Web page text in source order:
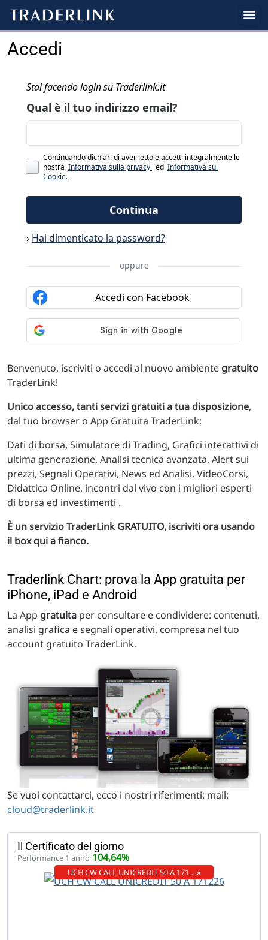
Accedi
Benvenuto, iscriviti o accedi al nuovo ambiente gratuito
TraderLink!
Unico accesso, tanti servizi gratuiti a tua disposizione,
dal tuo browser o App Gratuita TraderLink:
Dati di borsa, Simulatore di Trading, Grafici interattivi di
ultima generazione, Analisi tecnica avanzata, Alert sui
prezzi, Segnali Operativi, News ed Analisi, VideoCorsi,
Didattica Online, incontri dal vivo con i migliori esperti
di borsa ed investimenti .
È un servizio TraderLink GRATUITO, iscriviti ora usando
il box qui a fianco.
Traderlink Chart: prova la App gratuita per
iPhone, iPad e Android
La App gratuita per consultare e condividere: contenuti,
analisi grafica e segnali operativi, compresa nel tuo
account gratuito TraderLink.
Se vuoi contattarci, ecco i nostri riferimenti: mail:
cloud@traderlink.it
Il Certificato del giorno
Performance 1 anno 104,64%
UCH CW CALL UNICREDIT 50 A 171… »